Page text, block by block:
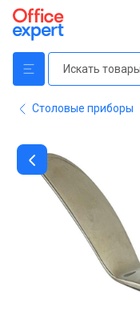
Столовые приборы